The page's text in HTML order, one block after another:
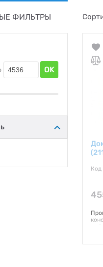
ФИЛЬТРЫ
OK
Код